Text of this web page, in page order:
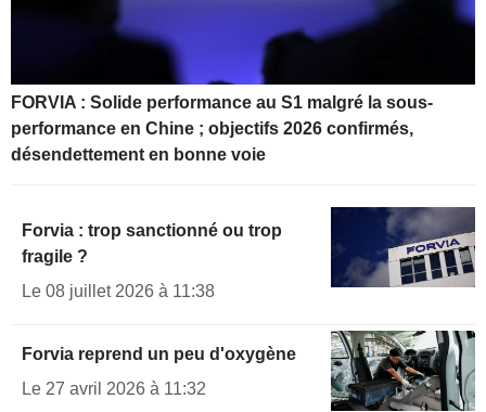
FORVIA : Solide performance au S1 malgré la sous-
performance en Chine ; objectifs 2026 confirmés,
désendettement en bonne voie
Forvia : trop sanctionné ou trop
fragile ?
Le 08 juillet 2026 à 11:38
Forvia reprend un peu d'oxygène
Le 27 avril 2026 à 11:32